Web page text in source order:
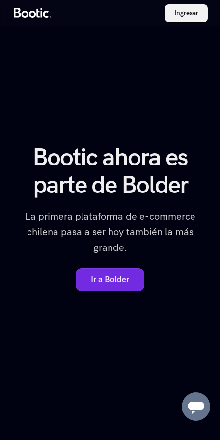
Ingresar
Bootic ahora es
parte de Bolder
La primera plataforma de e-commerce
chilena pasa a ser hoy también la más
grande.
Ir a Bolder